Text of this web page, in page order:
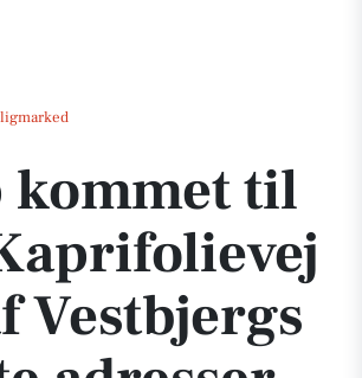
salg: Kaprifolievej 7 en af Vestbjergs dyreste
kommet til
Vestbjergs